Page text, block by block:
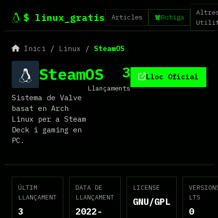
$ linux_gratis Articles Botiga
Inici / Linux / SteamOS
SteamOS
Sistema de Valve
basat en Arch
Linux per a Steam
Deck i gaming en
PC.
3
Llançaments
Lloc Oficial
ÚLTIM
LLANÇAMENT
3
DATA DE
LLANÇAMENT
2022-
LICENSE
GNU/GPL
LTS
0